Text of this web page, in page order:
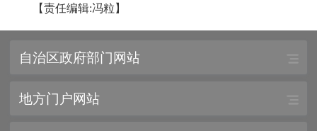
【责任编辑:冯粒】
自治区政府部门网站
地方门户网站